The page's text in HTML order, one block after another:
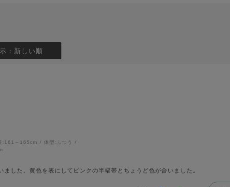
：新しい順
: 161～165cm 体型: ふつう
ました。黄色を表にしてピンクの半幅帯とちょうど色が合いました。